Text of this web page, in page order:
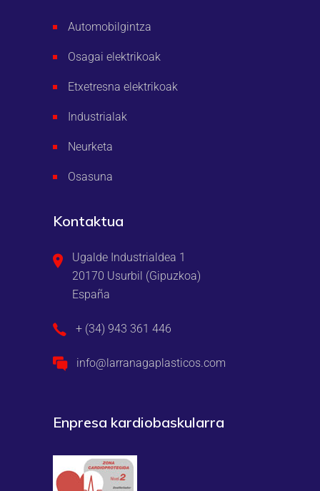
Automobilgintza
Osagai elektrikoak
Etxetresna elektrikoak
Industrialak
Neurketa
Osasuna
Kontaktua
Ugalde Industrialdea 1
20170 Usurbil (Gipuzkoa)
España
+ (34) 943 361 446
info@larranagaplasticos.com
Enpresa kardiobaskularra